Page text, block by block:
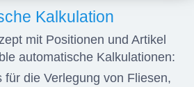
Kalkulation
mit Positionen und Artikel
automatische Kalkulationen:
für die Verlegung von Fliesen,